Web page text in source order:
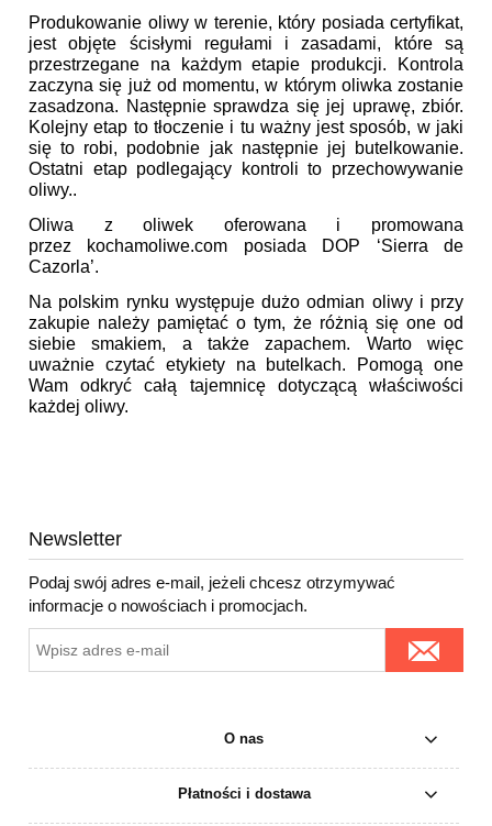
Produkowanie oliwy w terenie, który posiada certyfikat,
jest objęte ścisłymi regułami i zasadami, które są
przestrzegane na każdym etapie produkcji. Kontrola
zaczyna się już od momentu, w którym oliwka zostanie
zasadzona. Następnie sprawdza się jej uprawę, zbiór.
Kolejny etap to tłoczenie i tu ważny jest sposób, w jaki
się to robi, podobnie jak następnie jej butelkowanie.
Ostatni etap podlegający kontroli to przechowywanie
oliwy..
Oliwa z oliwek oferowana i promowana
przez kochamoliwe.com posiada DOP ‘Sierra de
Cazorla’.
Na polskim rynku występuje dużo odmian oliwy i przy
zakupie należy pamiętać o tym, że różnią się one od
siebie smakiem, a także zapachem. Warto więc
uważnie czytać etykiety na butelkach. Pomogą one
Wam odkryć całą tajemnicę dotyczącą właściwości
każdej oliwy.
Newsletter
Podaj swój adres e-mail, jeżeli chcesz otrzymywać
informacje o nowościach i promocjach.
O nas
Płatności i dostawa